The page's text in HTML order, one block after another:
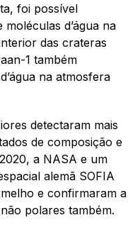
foi possível
d’água na
das crateras
1 também
na atmosfera
detectaram mais
de composição e
a NASA e um
alemã SOFIA
e confirmaram a
polares também.